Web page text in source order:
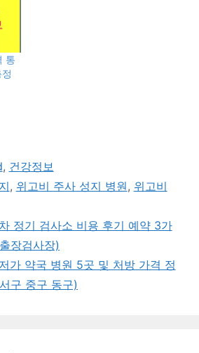
통
, 건강정보
, 위고비 주사 성지 병원, 위고비
정기 검사소 비용 후기 예약 3가
장검사장)
가 약국 병원 5곳 및 처방 가격 정
구 중구 동구)